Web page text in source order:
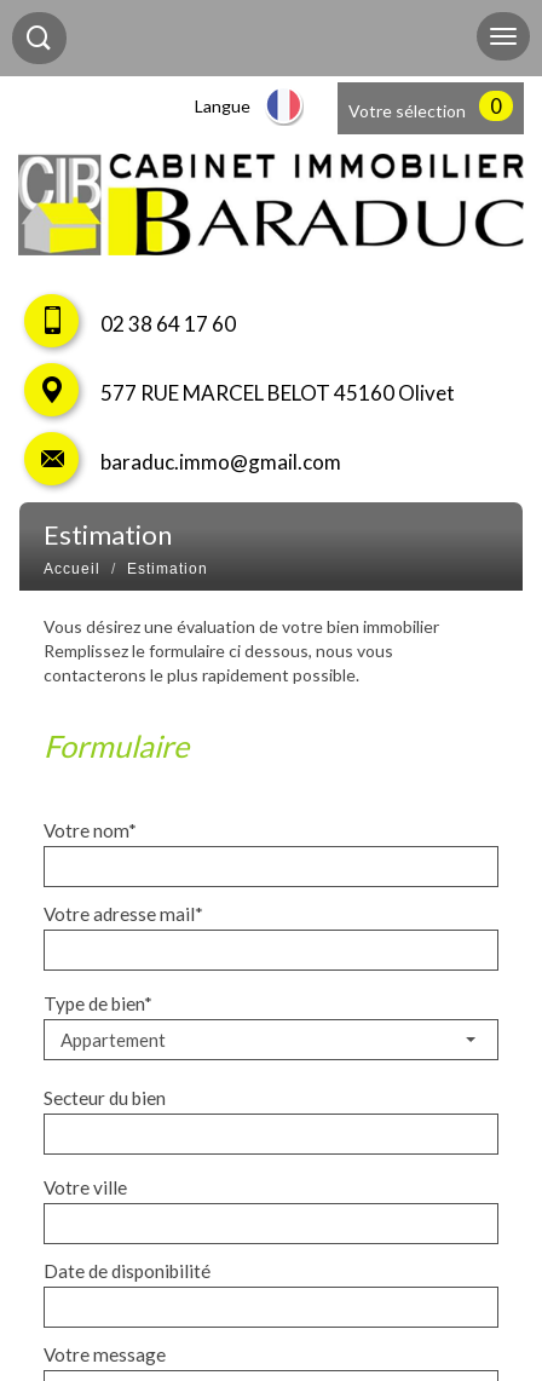
Langue Votre sélection 0
02 38 64 17 60
577 RUE MARCEL BELOT 45160 Olivet
baraduc.immo@gmail.com
estimation
Accueil Estimation
Vous désirez une évaluation de votre bien immobilier
Remplissez le formulaire ci dessous, nous vous
contacterons le plus rapidement possible.
Formulaire
Votre nom*
Votre adresse mail*
Type de bien*
Appartement
Secteur du bien
Votre ville
Date de disponibilité
Votre message